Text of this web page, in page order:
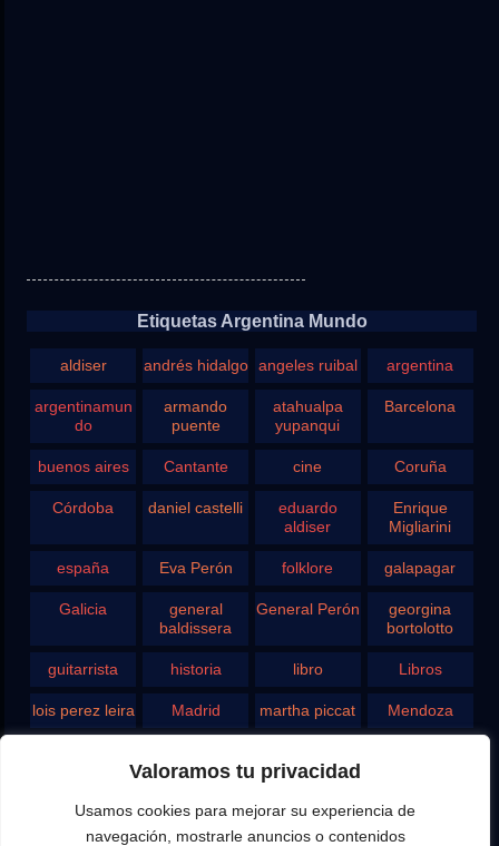
Valoramos tu privacidad
Usamos cookies para mejorar su experiencia de
navegación, mostrarle anuncios o contenidos
Etiquetas Argentina Mundo
aldiser andrés hidalgo angeles ruibal argentina
argentinamun
do
armando
puente
atahualpa
yupanqui
Barcelona
buenos aires Cantante cine Coruña
Córdoba daniel castelli
eduardo
aldiser
Enrique
Migliarini
españa Eva Perón folklore galapagar
Galicia
general
baldissera
General Perón
georgina
bortolotto
guitarrista historia libro Libros
lois perez leira Madrid martha piccat Mendoza
Rodolfo
Ghezzi
rosario san juan santa fe